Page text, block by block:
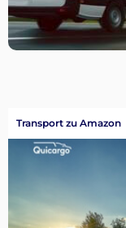
Transport zu Amazon